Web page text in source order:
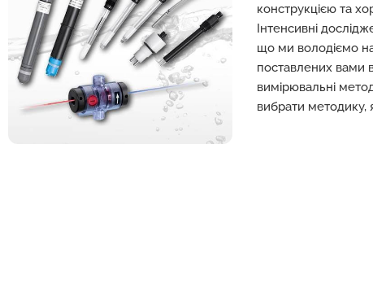
конструкцією та
Інтенсивні
що ми володіємо
поставлених вами
вимірювальні
вибрати методику,